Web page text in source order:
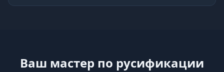
Ваш мастер по русификации